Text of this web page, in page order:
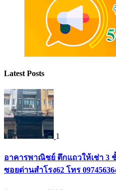
Latest Posts
1
อาคารพาณิชย์ ตึกแถวให้เช่า 3
ซอยด่านสำโรง62 โทร